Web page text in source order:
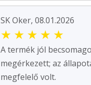
SK Oker, 08.01.2026
★ ★ ★ ★ ★
A termék jól
megérkezett; az
megfelelő volt.